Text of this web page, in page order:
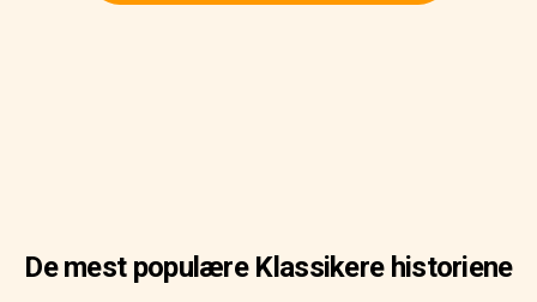
De mest populære Klassikere historiene